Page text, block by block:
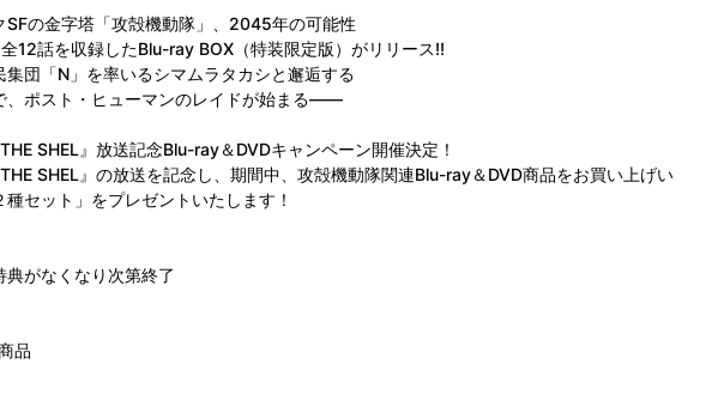
の金字塔「攻殻機動隊」、2045年の可能性
12話を収録したBlu-ray BOX（特装限定版）がリリース!!
団「N」を率いるシマムラタカシと邂逅する
、ポスト・ヒューマンのレイドが始まる——
SHEL』放送記念Blu-ray＆DVDキャンペーン開催決定！
SHEL』の放送を記念し、期間中、攻殻機動隊関連Blu-ray＆DVD商品をお買い上げい
セット」をプレゼントいたします！
がなくなり次第終了
品